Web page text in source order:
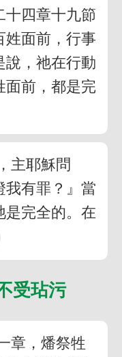
十四章十九節
面前，行事
說，祂在行動
面前，都是完
主耶穌問
我有罪？』當
是完全的。在
受玷污
章，燔祭牲